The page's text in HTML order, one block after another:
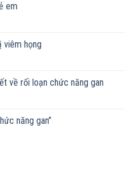
em
viêm họng
về rối loạn chức năng gan
năng gan”